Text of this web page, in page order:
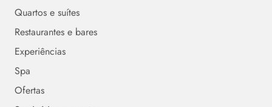
Quartos e suítes
Restaurantes e bares
Experiências
Spa
Ofertas